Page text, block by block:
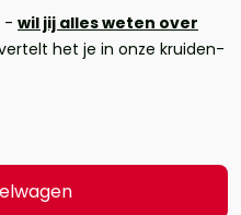
- wil jij alles weten over
het je in onze kruiden-